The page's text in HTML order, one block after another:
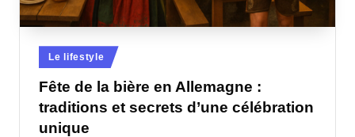
Posted
in
Le lifestyle
Fête de la bière en Allemagne :
traditions et secrets d’une célébration
unique